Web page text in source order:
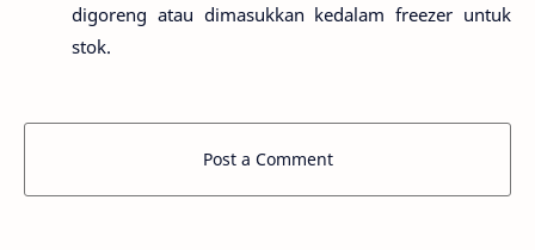
digoreng atau dimasukkan kedalam freezer untuk
stok.
Post a Comment